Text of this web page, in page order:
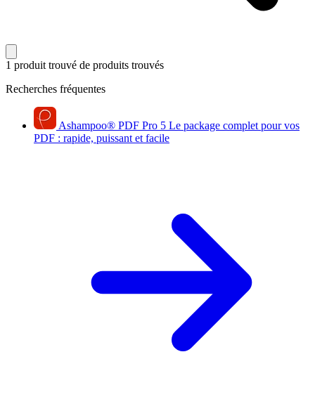
1 produit trouvé de produits trouvés
Recherches fréquentes
Ashampoo® PDF Pro 5 Le package complet pour vos
PDF : rapide, puissant et facile